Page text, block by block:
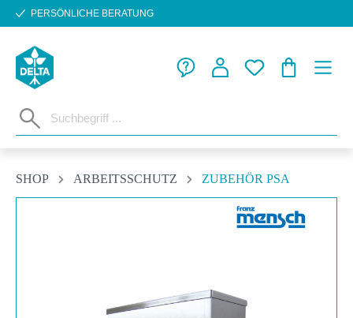
Zum Hauptinhalt springen
PERSÖNLICHE BERATUNG
SHOP ARBEITSSCHUTZ
ZUBEHÖR PSA